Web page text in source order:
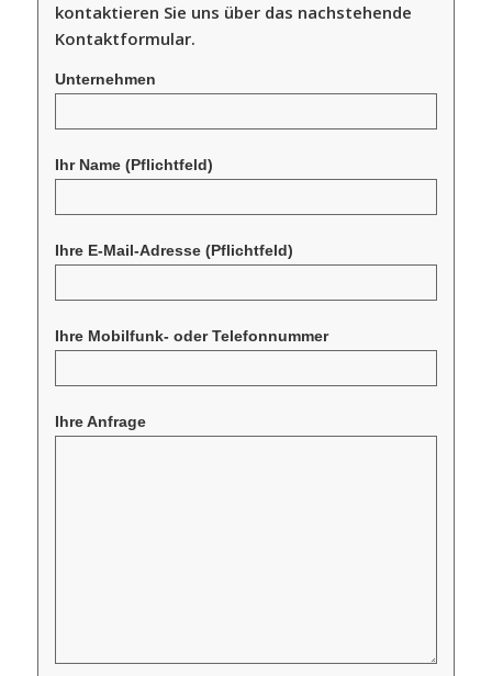
kontaktieren Sie uns über das nachstehende
Kontaktformular.
Unternehmen
Ihr Name (Pflichtfeld)
Ihre E-Mail-Adresse (Pflichtfeld)
Ihre Mobilfunk- oder Telefonnummer
Ihre Anfrage